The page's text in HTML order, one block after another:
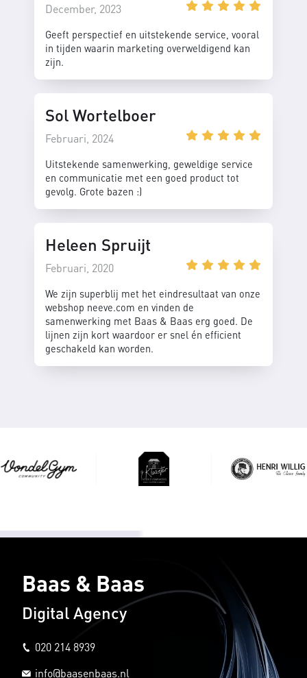
December, 2023
Geeft perspectief en uitstekende service, vooral
in tijden waarin marketing overweldigend kan
zijn.
Sol Wortelboer
Februari, 2024
Uitstekende samenwerking, geweldige service
en communicatie met een goed product tot
gevolg. Grote bazen :)
Heleen Spruijt
Februari, 2020
We zijn superblij met het eindresultaat van onze
webshop neeve.com en vinden de
samenwerking met Baas & Baas erg goed. De
lijnen zijn kort waardoor er snel én efficient
geschakeld kan worden.
Baas & Baas
Digital Agency
020 214 8939
info@baasenbaas.nl